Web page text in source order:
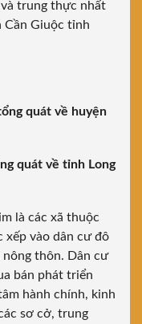
trung thực nhất
Cần Giuộc tỉnh
quát về huyện
quát về tỉnh Long
là các xã thuộc
xếp vào dân cư đô
thôn. Dân cư
bán phát triển
hành chính, kinh
sơ cở, trung